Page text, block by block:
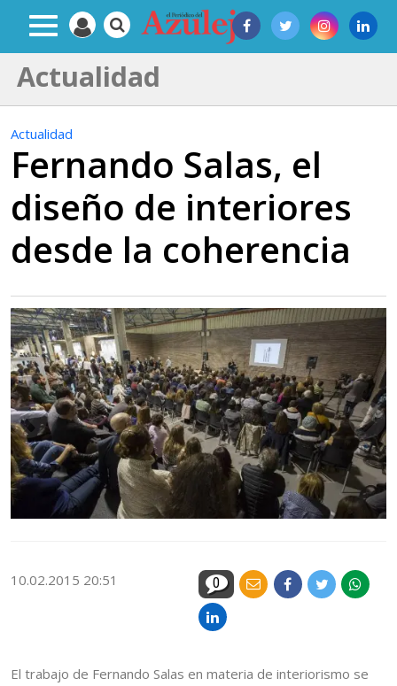
Actualidad
Actualidad
Fernando Salas, el
diseño de interiores
desde la coherencia
10.02.2015 20:51 0
El trabajo de Fernando Salas en materia de interiorismo se